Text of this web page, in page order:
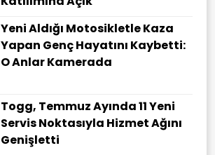
Yeni Aldığı Motosikletle Kaza
Yapan Genç Hayatını Kaybetti:
O Anlar Kamerada
Togg, Temmuz Ayında 11 Yeni
Servis Noktasıyla Hizmet Ağını
Genişletti